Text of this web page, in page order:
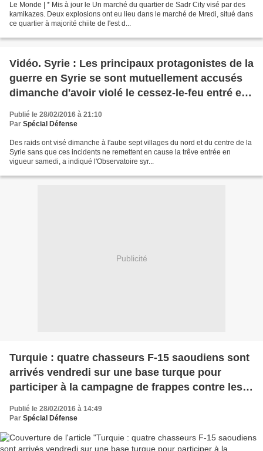
Le Monde | * Mis à jour le Un marché du quartier de Sadr City visé par des
kamikazes. Deux explosions ont eu lieu dans le marché de Mredi, situé dans
ce quartier à majorité chiite de l'est d...
Vidéo. Syrie : Les principaux protagonistes de la
guerre en Syrie se sont mutuellement accusés
dimanche d'avoir violé le cessez-le-feu entré en
vigueur samedi tout en reconnaissant que cette
trêve était toujours globalement respectée au
deuxième jour
Publié le 28/02/2016 à 21:10
Par Spécial Défense
Des raids ont visé dimanche à l'aube sept villages du nord et du centre de la
Syrie sans que ces incidents ne remettent en cause la trêve entrée en
vigueur samedi, a indiqué l'Observatoire syr...
Publicité
Turquie : quatre chasseurs F-15 saoudiens sont
arrivés vendredi sur une base turque pour
participer à la campagne de frappes contre les
jihadistes du groupe Etat islamique
Publié le 28/02/2016 à 14:49
Par Spécial Défense